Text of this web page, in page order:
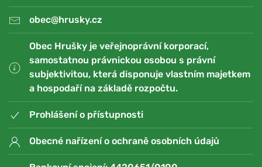
obec@hrusky.cz
Obec Hrušky je veřejnoprávní korporací,
samostatnou právnickou osobou s právní
subjektivitou, která disponuje vlastním majetkem
a hospodaří na základě rozpočtu.
Prohlášení o přístupnosti
Obecné nařízení o ochraně osobních údajů